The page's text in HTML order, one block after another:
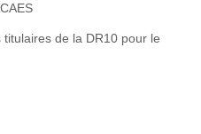
titulaires de la DR10 pour le